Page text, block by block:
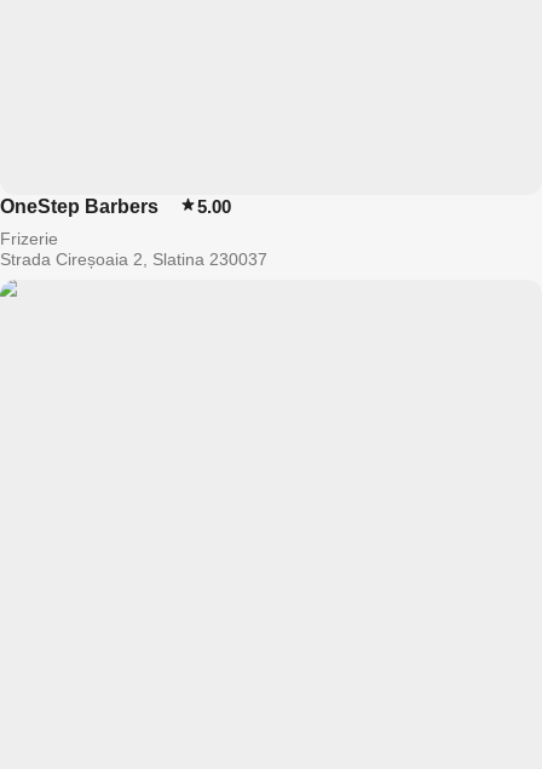
OneStep Barbers 5.00
Frizerie
Strada Cireșoaia 2, Slatina 230037